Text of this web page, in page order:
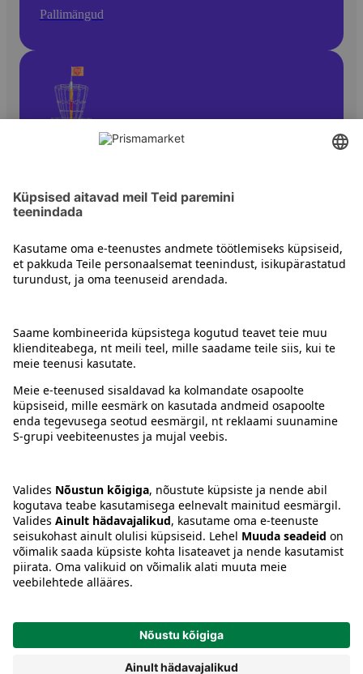
Pallimängud
Kettagolf
Juhised
Tingimused
Keel:ETENRU